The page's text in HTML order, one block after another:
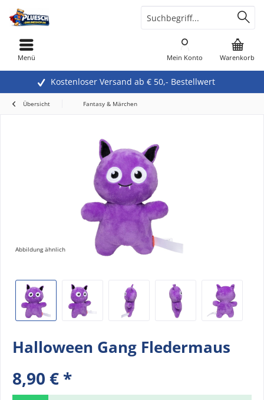
Kostenloser Versand ab € 50,- Bestellwert
Warenkorb
Mein Konto
Menü
Übersicht Fantasy & Märchen
Abbildung ähnlich
Halloween Gang Fledermaus
8,90 € *